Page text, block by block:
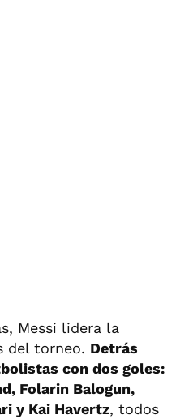
Messi lidera la
del torneo. Detrás
con dos goles:
Folarin Balogun,
y Kai Havertz, todos